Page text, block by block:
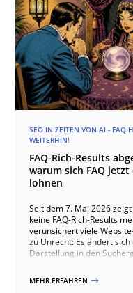
SEO IN ZEITEN VON AI - FAQ
WEITERHIN!
FAQ-Rich-Results
warum sich FAQ
lohnen
Seit dem 7. Mai 2026
keine FAQ-Rich-Results
verunsichert viele
zu Unrecht: Es ändert sich
Darstellung in den
weiterhin lohnen und
MEHR ERFAHREN $